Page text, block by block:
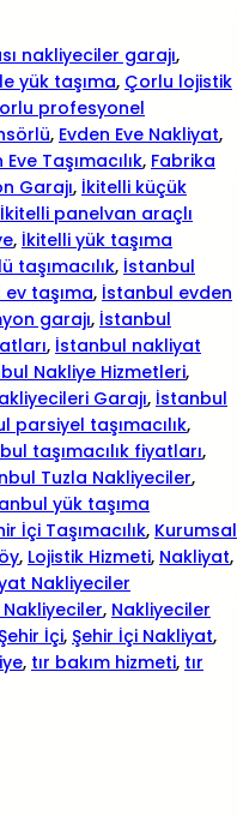
nakliyeciler garajı
yük taşıma, Çorlu lojistik
profesyonel
, Evden Eve Nakliyat
Eve Taşımacılık, Fabrika
Garajı, İkitelli küçük
İkitelli panelvan araçlı
, İkitelli yük taşıma
taşımacılık, İstanbul
taşıma, İstanbul evden
garajı, İstanbul
, İstanbul nakliyat
Nakliye Hizmetleri
Garajı, İstanbul
parsiyel taşımacılık
taşımacılık fiyatları
Tuzla Nakliyeciler
yük taşıma
İçi Taşımacılık, Kurumsal
, Lojistik Hizmeti, Nakliyat
Nakliyeciler
, Nakliyeciler
Şehir İçi, Şehir İçi Nakliyat
, tır bakım hizmeti, tır